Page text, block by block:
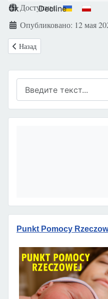
Punkt Pomocy
Информация о материале
Доступны:
Опубликовано: 12 мая
Предыдущий: Приглашаем
Назад
Ok
Decline